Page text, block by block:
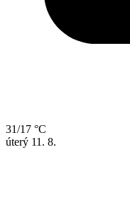
31/17 °C
úterý 11. 8.